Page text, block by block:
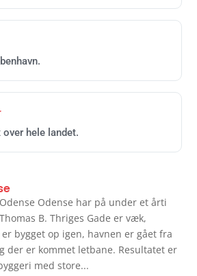
hele landet.
Odense har på under et årti
B. Thriges Gade er væk,
bygget op igen, havnen er gået fra
der er kommet letbane. Resultatet er
med store...